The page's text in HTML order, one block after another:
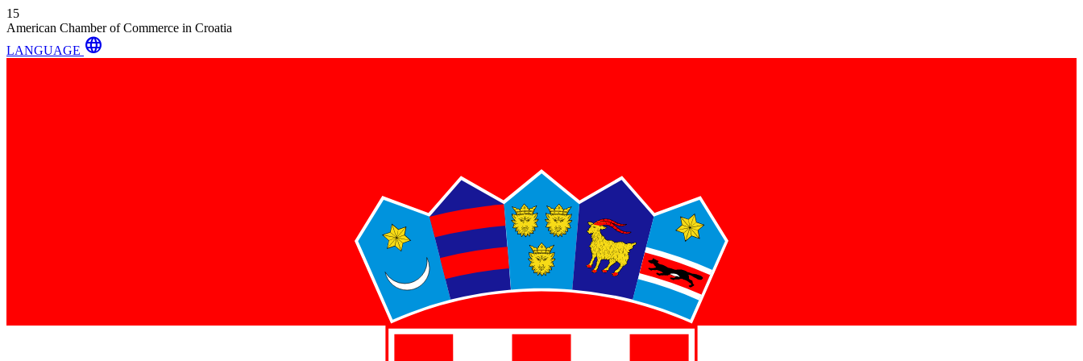
15
American Chamber of Commerce in Croatia
LANGUAGE language